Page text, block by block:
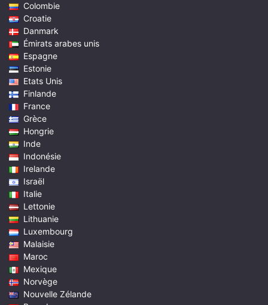
Colombie
Croatie
Danmark
Émirats arabes unis
Espagne
Estonie
Etats Unis
Finlande
France
Grèce
Hongrie
Inde
Indonésie
Irelande
Israël
Italie
Lettonie
Lithuanie
Luxembourg
Malaisie
Maroc
Mexique
Norvège
Nouvelle Zélande